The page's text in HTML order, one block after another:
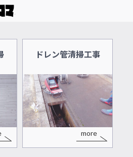
ドレン管清掃工事
more